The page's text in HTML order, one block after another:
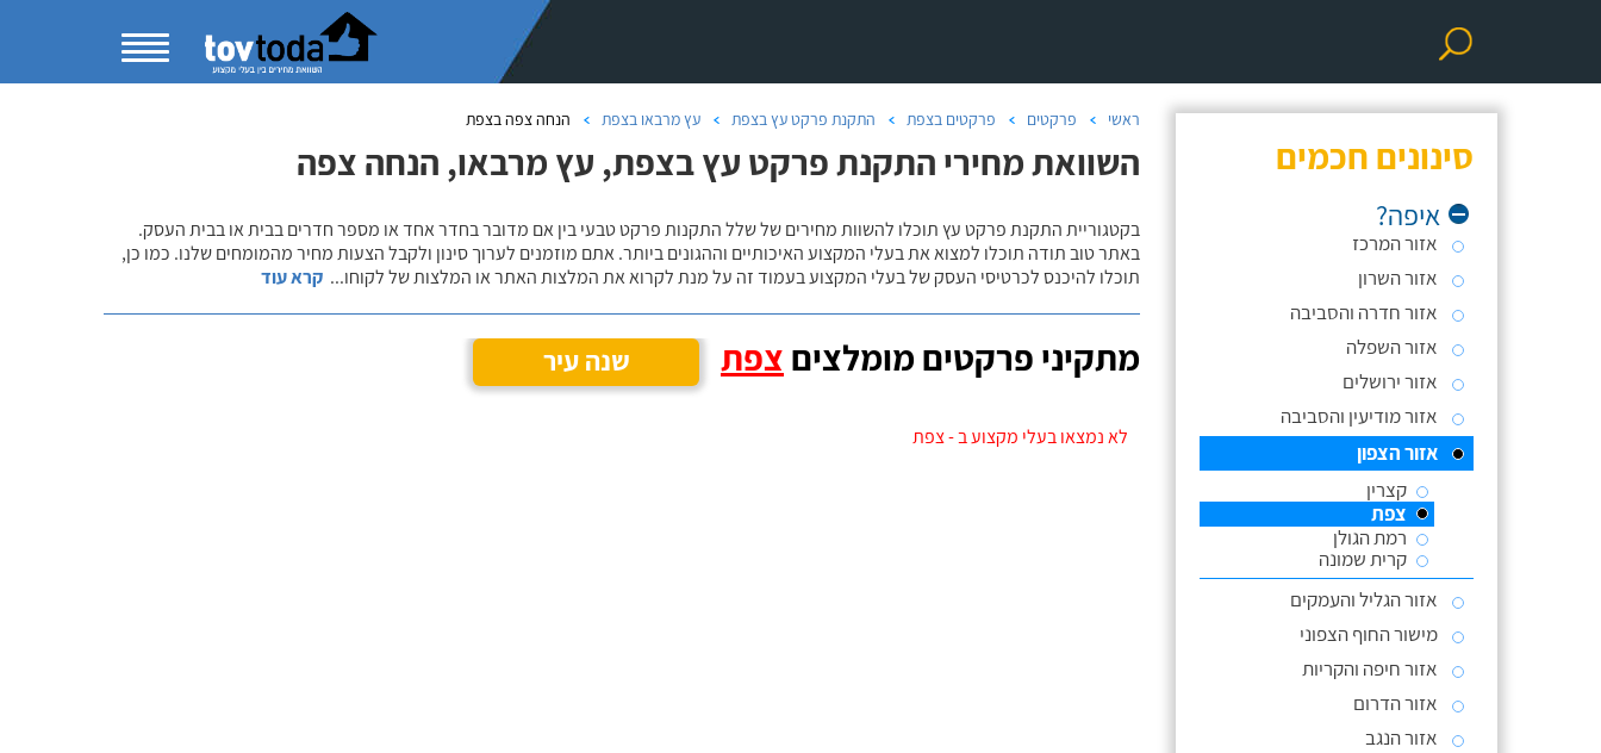
סינונים חכמים
איפה?
אזור המרכז
אזור השרון
אזור חדרה והסביבה
אזור השפלה
אזור ירושלים
אזור מודיעין והסביבה
אזור הצפון
קצרין
צפת
רמת הגולן
קרית שמונה
אזור הגליל והעמקים
מישור החוף הצפוני
אזור חיפה והקריות
אזור הדרום
אזור הנגב
ראשי פרקטים פרקטים בצפת התקנת פרקט עץ בצפת עץ מרבאו בצפת הנחה צפה בצפת
השוואת מחירי התקנת פרקט עץ בצפת, עץ מרבאו, הנחה צפה
בקטגוריית התקנת פרקט עץ תוכלו להשוות מחירים של שלל התקנות פרקט טבעי בין אם מדובר בחדר אחד או מספר חדרים בבית או בבית העסק.
באתר טוב תודה תוכלו למצוא את בעלי המקצוע האיכותיים וההגונים ביותר. אתם מוזמנים לערוך סינון ולקבל הצעות מחיר מהמומחים שלנו. כמו כן,
תוכלו להיכנס לכרטיסי העסק של בעלי המקצוע בעמוד זה על מנת לקרוא את המלצות האתר או המלצות של לקוחו... קרא עוד
מתקיני פרקטים מומלצים צפת שנה עיר
לא נמצאו בעלי מקצוע ב - צפת